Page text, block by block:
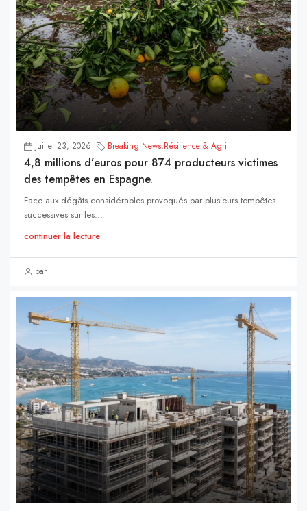
juillet 23, 2026 Breaking News,Résilience & Agri
4,8 millions d’euros pour 874 producteurs victimes
des tempêtes en Espagne.
Face aux dégâts considérables provoqués par plusieurs tempêtes
successives sur les...
continuer la lecture
par